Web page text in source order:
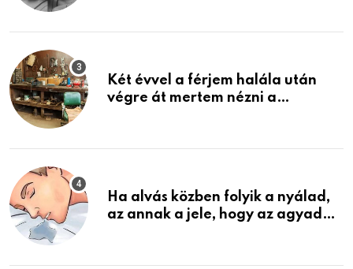
Két évvel a férjem halála után
végre át mertem nézni a
életemet
Ha alvás közben folyik a nyálad,
az annak a jele, hogy az agyad…